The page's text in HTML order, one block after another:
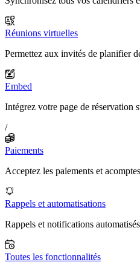
Réunions virtuelles
Permettez aux invités de planifier
Embed
Intégrez votre page de réservation
/
Paiements
Acceptez les paiements et
Rappels et automatisations
Rappels et notifications automatisés
Toutes les fonctionnalités